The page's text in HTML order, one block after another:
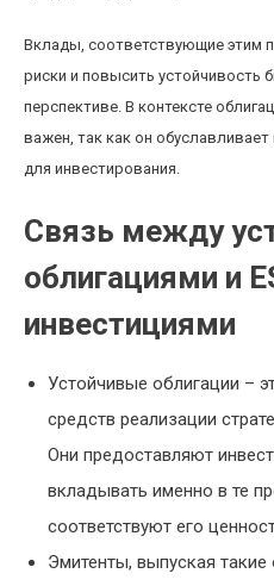
Вклады, соответствующие этим
риски и повысить устойчивость
перспективе. В контексте
важен, так как он
для инвестирования.
Связь между
облигациями и
инвестициями
Устойчивые облигации –
средств реализации
Они предоставляют
вкладывать именно в те
соответствуют его
Эмитенты, выпуская